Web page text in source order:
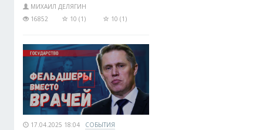
МИХАИЛ ДЕЛЯГИН
16852
10 (1) 10 (1)
17.04.2025 18:04 СОБЫТИЯ